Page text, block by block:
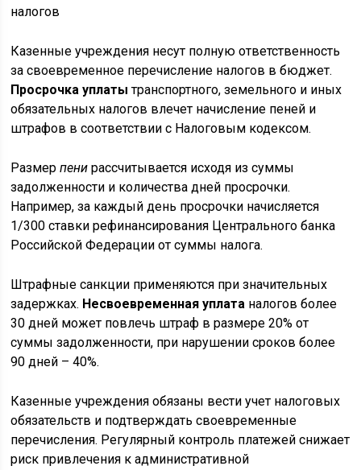
Казенные учреждения несут полную ответственность
за своевременное перечисление налогов в бюджет.
Просрочка уплаты транспортного, земельного и иных
обязательных налогов влечет начисление пеней и
штрафов в соответствии с Налоговым кодексом.
Размерпени рассчитывается исходя из суммы
задолженности и количества дней просрочки.
Например, за каждый день просрочки начисляется
1/300 ставки рефинансирования Центрального банка
Российской Федерации от суммы налога.
Штрафные санкции применяются при значительных
задержках. Несвоевременная уплата налогов более
30 дней может повлечь штраф в размере 20% от
суммы задолженности, при нарушении сроков более
90 дней – 40%.
Казенные учреждения обязаны вести учет налоговых
обязательств и подтверждать своевременные
перечисления. Регулярный контроль платежей снижает
риск привлечения к административной